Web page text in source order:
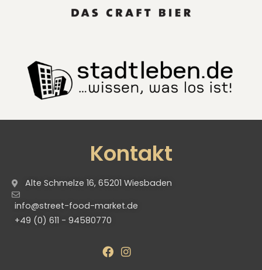
Kontakt
Alte Schmelze 16, 65201 Wiesbaden
info@street-food-market.de
+49 (0) 611 - 94580770